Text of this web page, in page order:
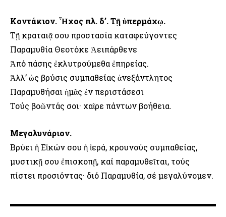
Κοντάκιον. Ἦχος πλ. δ’. Τῇ ὑπερμάχῳ.
Τῇ κραταιᾷ σου προστασία καταφεύγοντες
Παραμυθία Θεοτόκε Ἀειπάρθενε
Ἀπό πάσης ἐκλυτρούμεθα ἐπηρείας.
Ἀλλ’ ὡς βρύσις συμπαθείας ἀνεξάντλητος
Παραμυθήσαι ἡμᾶς ἐν περιστάσεσι
Τούς βοῶντάς σοι· χαῖρε πάντων βοήθεια.
Μεγαλυνάριον.
Βρύει ἡ Εἰκών σου ἡ ἱερά, κρουνούς συμπαθείας,
μυστικῇ σου ἐπισκοπῇ, καί παραμυθεῖται, τούς
πίστει προσιόντας· διό Παραμυθία, σέ μεγαλύνομεν.